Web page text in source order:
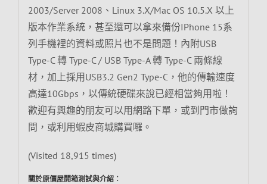
2003/Server 2008、Linux 3.X/Mac OS 10.5.X 以上
版本作業系統，甚至還可以拿來備份IPhone 15系
列手機裡的資料或照片也不是問題！內附USB
Type-C 轉 Type-C / USB Type-A 轉 Type-C 兩條線
材，加上採用USB3.2 Gen2 Type-C，他的傳輸速度
高達10Gbps，以傳統硬碟來說已經相當夠用啦！
歡迎有興趣的朋友可以用網路下單，或到門市做詢
問，或利用蝦皮商城購買囉。
(Visited 18,915 times)
關於原價屋開箱測試與介紹︰